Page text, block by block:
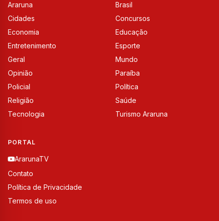
Araruna
Brasil
Cidades
Concursos
Economia
Educação
Entretenimento
Esporte
Geral
Mundo
Opinião
Paraíba
Policial
Política
Religião
Saúde
Tecnologia
Turismo Araruna
PORTAL
ArarunaTV
Contato
Política de Privacidade
Termos de uso